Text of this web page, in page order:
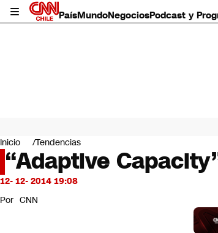
PaísMundoNegociosPodcast y
Mundo
Negocios
Deportes
Programas completos
Servicios
Inicio Tendencias
“Adaptive
12- 12- 2014 19:08
Por CNN